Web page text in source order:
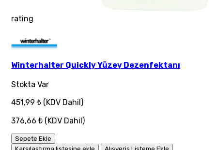
rating
Winterhalter Quickly Yüzey Dezenfektanı
Stokta Var
451,99 ₺ (KDV Dahil)
376,66 ₺ (KDV Dahil)
Sepete Ekle